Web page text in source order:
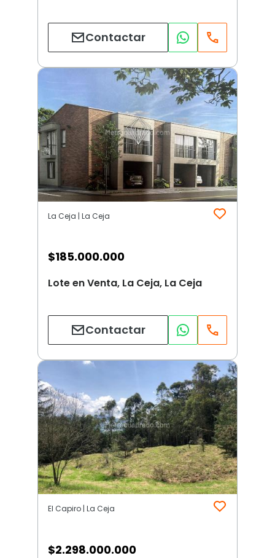
Contactar
La Ceja | La Ceja
$185.000.000
Lote en Venta, La Ceja, La Ceja
Contactar
El Capiro | La Ceja
$2.298.000.000